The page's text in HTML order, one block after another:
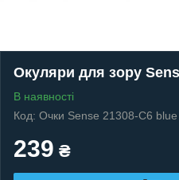
Окуляри для зору
В наявності
Код: Очки Sense 21308-C6 blue
239 ₴